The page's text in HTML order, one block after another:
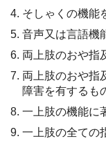
そしゃくの機能
音声又は言語機
両上肢のおや指
両上肢のおや指
障害を有するも
一上肢の機能に
一上肢の全ての